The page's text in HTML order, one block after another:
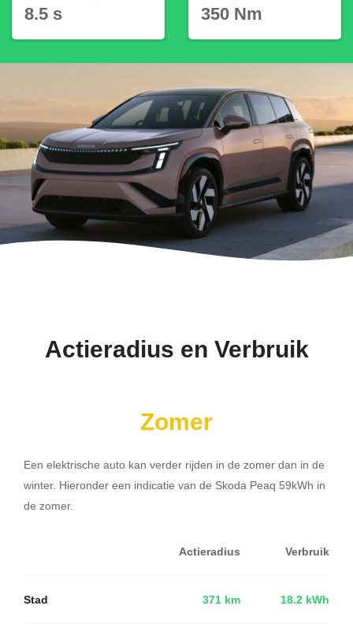
8.5 s 350 Nm
Actieradius en Verbruik
Zomer
Een elektrische auto kan verder rijden in de zomer dan in de
winter. Hieronder een indicatie van de Skoda Peaq 59kWh in
de zomer.
Actieradius Verbruik
Stad 371 km 18.2 kWh